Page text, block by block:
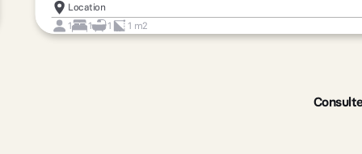
Location
1
1 1 1 m2